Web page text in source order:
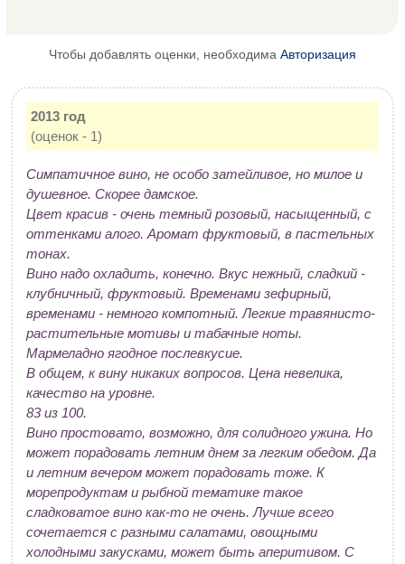
Чтобы добавлять оценки, необходима Авторизация
2013 год
(оценок - 1)
Симпатичное вино, не особо затейливое, но милое и
душевное. Скорее дамское.
Цвет красив - очень темный розовый, насыщенный, с
оттенками алого. Аромат фруктовый, в пастельных
тонах.
Вино надо охладить, конечно. Вкус нежный, сладкий -
клубничный, фруктовый. Временами зефирный,
временами - немного компотный. Легкие травянисто-
растительные мотивы и табачные ноты.
Мармеладно ягодное послевкусие.
В общем, к вину никаких вопросов. Цена невелика,
качество на уровне.
83 из 100.
Вино простовато, возможно, для солидного ужина. Но
может порадовать летним днем за легким обедом. Да
и летним вечером может порадовать тоже. К
морепродуктам и рыбной тематике такое
сладковатое вино как-то не очень. Лучше всего
сочетается с разными салатами, овощными
холодными закусками, может быть аперитивом. С